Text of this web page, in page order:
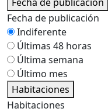
Fecha de publicación
Indiferente
Últimas 48 horas
Última semana
Último mes
Habitaciones
Habitaciones